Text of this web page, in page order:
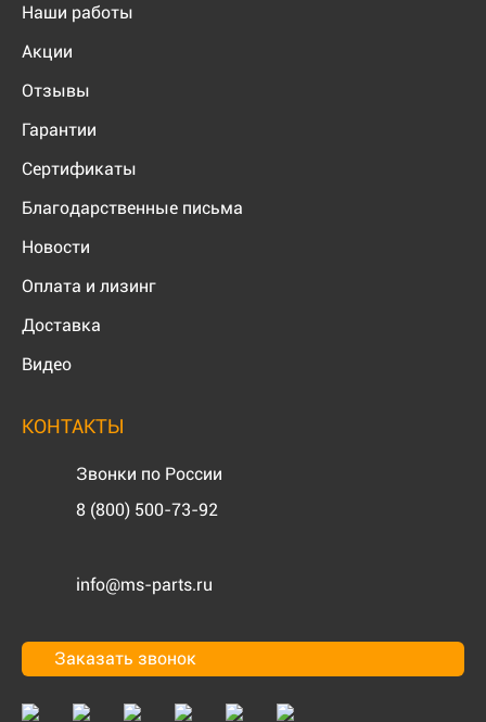
Наши работы
Акции
Отзывы
Гарантии
Сертификаты
Благодарственные письма
Новости
Оплата и лизинг
Доставка
Видео
КОНТАКТЫ
Звонки по России
8 (800) 500-73-92
info@ms-parts.ru
Заказать звонок